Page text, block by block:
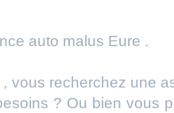
auto malus Eure .
vous recherchez une
? Ou bien vous